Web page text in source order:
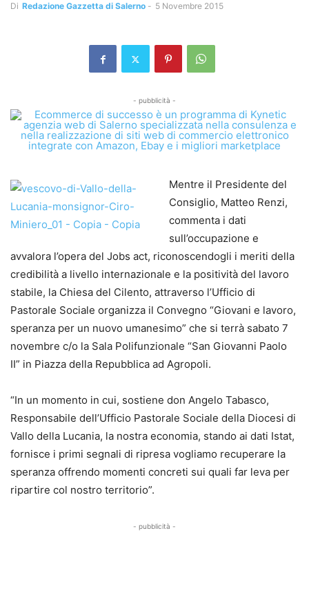
Di Redazione Gazzetta di Salerno - 5 Novembre 2015
- pubblicità -
Mentre il Presidente del
Consiglio, Matteo Renzi,
commenta i dati
sull’occupazione e
avvalora l’opera del Jobs act, riconoscendogli i meriti della
credibilità a livello internazionale e la positività del lavoro
stabile, la Chiesa del Cilento, attraverso l’Ufficio di
Pastorale Sociale organizza il Convegno “Giovani e lavoro,
speranza per un nuovo umanesimo” che si terrà sabato 7
novembre c/o la Sala Polifunzionale “San Giovanni Paolo
II” in Piazza della Repubblica ad Agropoli.
“In un momento in cui, sostiene don Angelo Tabasco,
Responsabile dell’Ufficio Pastorale Sociale della Diocesi di
Vallo della Lucania, la nostra economia, stando ai dati Istat,
fornisce i primi segnali di ripresa vogliamo recuperare la
speranza offrendo momenti concreti sui quali far leva per
ripartire col nostro territorio”.
- pubblicità -